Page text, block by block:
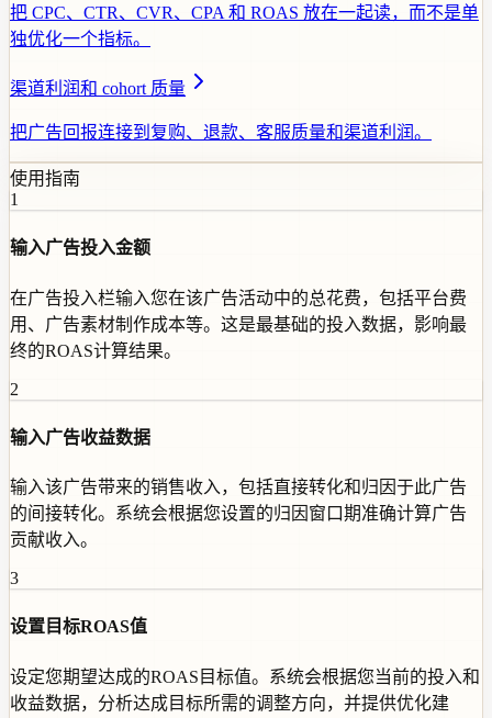
把 CPC、CTR、CVR、CPA 和 ROAS 放在一起读，而不是单
独优化一个指标。
渠道利润和 cohort 质量
把广告回报连接到复购、退款、客服质量和渠道利润。
使用指南
1
输入广告投入金额
在广告投入栏输入您在该广告活动中的总花费，包括平台费
用、广告素材制作成本等。这是最基础的投入数据，影响最
终的ROAS计算结果。
2
输入广告收益数据
输入该广告带来的销售收入，包括直接转化和归因于此广告
的间接转化。系统会根据您设置的归因窗口期准确计算广告
贡献收入。
3
设置目标ROAS值
设定您期望达成的ROAS目标值。系统会根据您当前的投入和
收益数据，分析达成目标所需的调整方向，并提供优化建